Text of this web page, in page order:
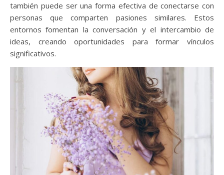
también puede ser una forma efectiva de conectarse con
personas que comparten pasiones similares. Estos
entornos fomentan la conversación y el intercambio de
ideas, creando oportunidades para formar vínculos
significativos.